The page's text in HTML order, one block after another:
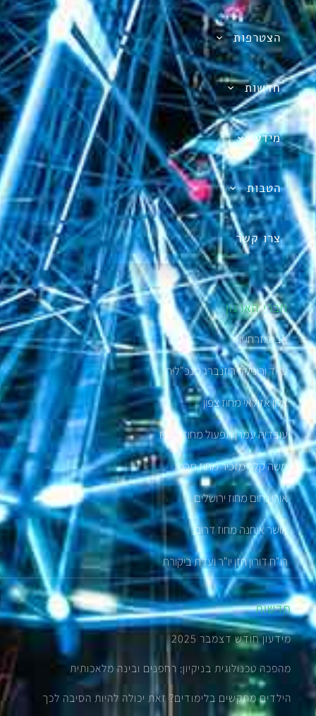
הצטרפות
חדשות
מידע
הטבות
צרו קשר
חברי הארגון
אבי מזרחי יו"ר
עו”ד ורוניקה רוזנברג מנכ"לית
אלון אזולאי מחוז צפון
עובדיה עמרן תפעול מחוז מרכז
משה קלר מזכיר מחוז מרכז
אורי נחום מחוז ירושלים
אושר אוחנה מחוז דרום
רו"ח דורון חזן יו"ר ועדת ביקורת
חדשות
מידעון חודש דצמבר 2025
מהפכה טכנולוגית בניקיון: רחפנים ובינה מלאכותית
הילדים מתקשים בלימודים? זאת יכולה להיות הסיבה לכך